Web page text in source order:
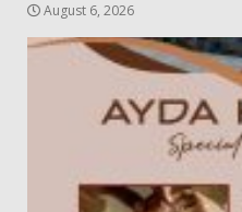
August 6, 2026